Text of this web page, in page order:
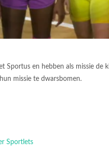
Sportus en hebben als missie de
missie te dwarsbomen.
Sportlets